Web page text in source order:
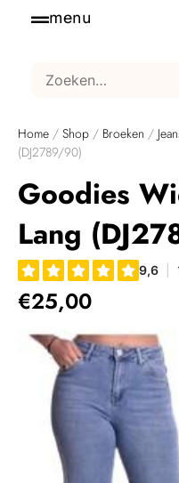
menu
Home / Shop / Broeken /
(DJ2789/90)
Goodies
Lang
€25,00